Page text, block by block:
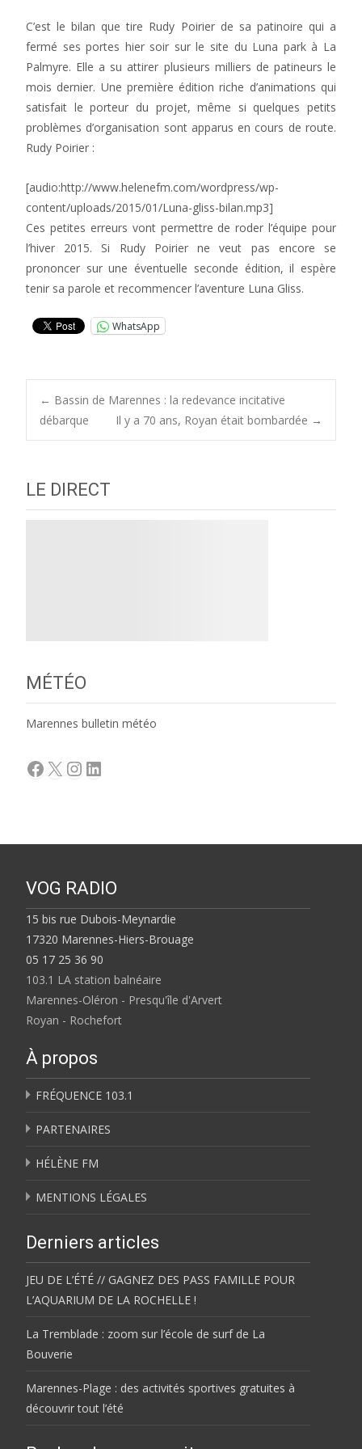
C’est le bilan que tire Rudy Poirier de sa patinoire qui a
fermé ses portes hier soir sur le site du Luna park à La
Palmyre. Elle a su attirer plusieurs milliers de patineurs le
mois dernier. Une première édition riche d’animations qui
satisfait le porteur du projet, même si quelques petits
problèmes d’organisation sont apparus en cours de route.
Rudy Poirier :
[audio:http://www.helenefm.com/wordpress/wp-
content/uploads/2015/01/Luna-gliss-bilan.mp3]
Ces petites erreurs vont permettre de roder l’équipe pour
l’hiver 2015. Si Rudy Poirier ne veut pas encore se
prononcer sur une éventuelle seconde édition, il espère
tenir sa parole et recommencer l’aventure Luna Gliss.
WhatsApp
Post
← Bassin de Marennes : la redevance incitative
débarque
Il y a 70 ans, Royan était bombardée →
LE DIRECT
MÉTÉO
Marennes bulletin météo
Facebook
X Instagram
LinkedIn
VOG RADIO
15 bis rue Dubois-Meynardie
17320 Marennes-Hiers-Brouage
05 17 25 36 90
103.1 LA station balnéaire
Marennes-Oléron - Presqu'île d'Arvert
Royan - Rochefort
À propos
FRÉQUENCE 103.1
PARTENAIRES
HÉLÈNE FM
MENTIONS LÉGALES
Derniers articles
JEU DE L’ÉTÉ // GAGNEZ DES PASS FAMILLE POUR
L’AQUARIUM DE LA ROCHELLE !
La Tremblade : zoom sur l’école de surf de La
Bouverie
Marennes-Plage : des activités sportives gratuites à
découvrir tout l’été